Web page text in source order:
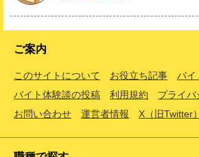
ご案内
このサイトについて お役立ち記事
バイ
バイト体験談の投稿
利用規約
プライバ
お問い合わせ
運営者情報 X（旧Twitter）